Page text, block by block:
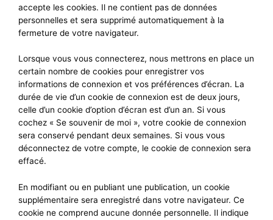
accepte les cookies. Il ne contient pas de données
personnelles et sera supprimé automatiquement à la
fermeture de votre navigateur.
Lorsque vous vous connecterez, nous mettrons en place un
certain nombre de cookies pour enregistrer vos
informations de connexion et vos préférences d’écran. La
durée de vie d’un cookie de connexion est de deux jours,
celle d’un cookie d’option d’écran est d’un an. Si vous
cochez « Se souvenir de moi », votre cookie de connexion
sera conservé pendant deux semaines. Si vous vous
déconnectez de votre compte, le cookie de connexion sera
effacé.
En modifiant ou en publiant une publication, un cookie
supplémentaire sera enregistré dans votre navigateur. Ce
cookie ne comprend aucune donnée personnelle. Il indique